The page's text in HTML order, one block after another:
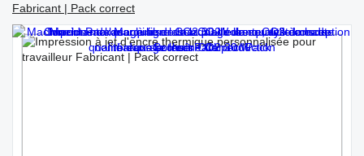
Fabricant | Pack correct